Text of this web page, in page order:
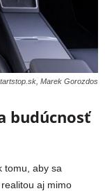
Marek Gorozdos
budúcnosť
tomu, aby sa
aj mimo